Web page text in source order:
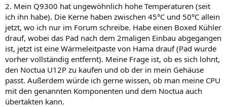
2. Mein Q9300 hat ungewöhnlich hohe Temperaturen (seit
ich ihn habe). Die Kerne haben zwischen 45°C und 50°C allein
jetzt, wo ich nur im Forum schreibe. Habe einen Boxed Kühler
drauf, wobei das Pad nach dem 2maligen Einbau abgegangen
ist, jetzt ist eine Wärmeleitpaste von Hama drauf (Pad wurde
vorher vollständig entfernt). Meine Frage ist, ob es sich lohnt,
den Noctua U12P zu kaufen und ob der in mein Gehäuse
passt. Außerdem würde ich gerne wissen, ob man meine CPU
mit den genannten Komponenten und dem Noctua auch
übertakten kann.